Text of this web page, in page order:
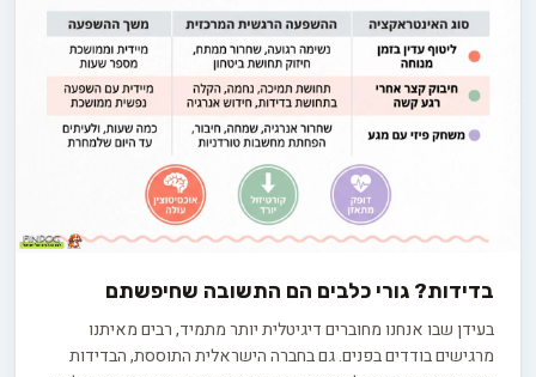
בדידות? גורי כלבים הם התשובה שחיפשתם
בעידן שבו אנחנו מחוברים דיגיטלית יותר מתמיד, רבים מאיתנו
מרגישים בודדים בפנים. גם בחברה הישראלית התוססת, הבדידות